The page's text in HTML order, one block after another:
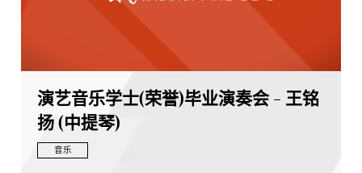
演艺音乐学士(荣誉)毕业演奏会 - 王铭
扬 (中提琴)
音乐